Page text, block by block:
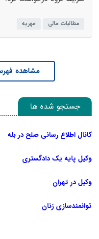
مطالبات مالی مهریه
مشاهده
جستجو شده ها
کانال اطلاع رسانی صلح در بله
وکیل پایه یک دادگستری
وکیل در تهران
توانمندسازی زنان